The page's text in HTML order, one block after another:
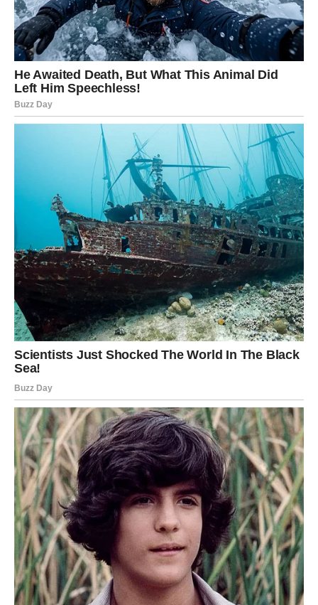
Škorpije će dobiti priliku koju vrijedi ozbiljno razmotriti.
Pred vama je produktivan dan.
Poruka zvijezda
Ne bojte se promjena.
STRIJELAC
DAN DONOSI ODGOVOR KOJI STE DUGO
ČEKALI
Strijelčevi ulaze u ponedjeljak ispunjen pozitivnom
energijom.
Moguća je važna poslovna vijest, finansijska prilika ili
susret koji će imati dugoročan značaj. Osjetićete da se
stvari konačno razvijaju u pravcu kojem ste se nadali.
Poruka zvijezda
Iskoristite svaku priliku koja vam se pruži.
JARAC
Stabilnost donosi mir
Jarčevi će uspjeti završiti važnu obavezu i osjetiti veliko
olakšanje.
Dan je odličan za planiranje narednih koraka.